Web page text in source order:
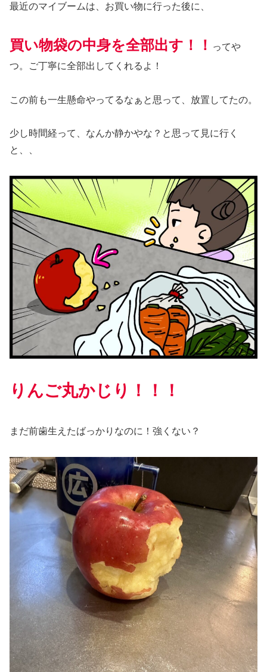
最近のマイブームは、お買い物に行った後に、
買い物袋の中身を全部出す！！
ってや
つ。ご丁寧に全部出してくれるよ！
この前も一生懸命やってるなぁと思って、放置してたの。
少し時間経って、なんか静かやな？と思って見に行く
と、、
りんご丸かじり！！！
まだ前歯生えたばっかりなのに！強くない？